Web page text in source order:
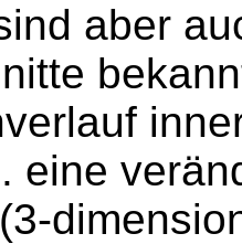
aber
eine